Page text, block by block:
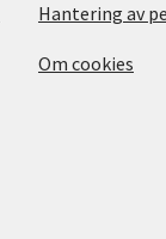
Hantering av
Om cookies